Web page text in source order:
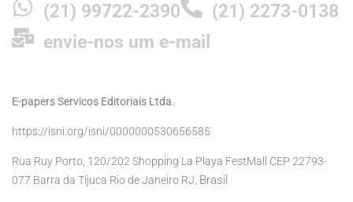
(21) 99722-2390
(21) 2273-0138
envie-nos um e-mail
E-papers Servicos Editoriais Ltda.
https://isni.org/isni/0000000530656585
Rua Ruy Porto, 120/202 Shopping La Playa FestMall CEP 22793-
077 Barra da Tijuca Rio de Janeiro RJ, Brasil